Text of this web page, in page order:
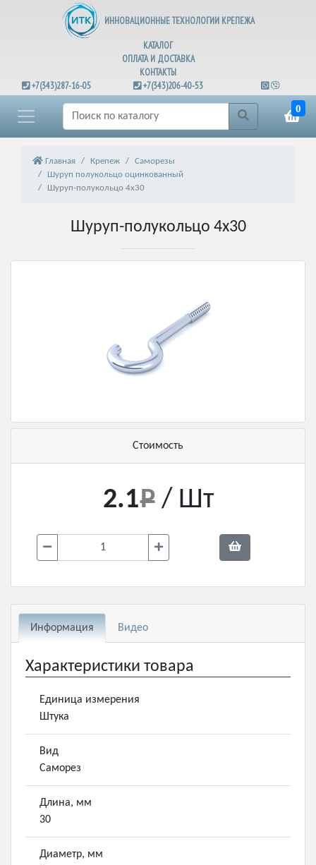
ИННОВАЦИОННЫЕ ТЕХНОЛОГИИ КРЕПЕЖА
КАТАЛОГ
ОПЛАТА И ДОСТАВКА
КОНТАКТЫ
+7(343)287-16-05
+7(343)206-40-53
0
Главная Крепеж
Саморезы
Шуруп полукольцо оцинкованный
Шуруп-полукольцо 4х30
Шуруп-полукольцо 4х30
Стоимость
2.1 / Шт
Информация Видео
Характеристики товара
Единица измерения
Штука
Вид
Саморез
Длина, мм
30
Диаметр, мм